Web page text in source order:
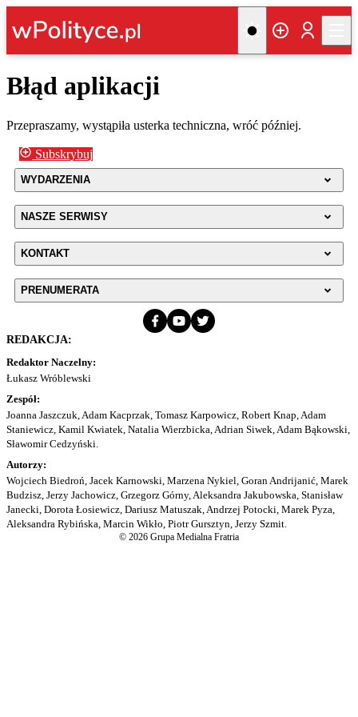
Błąd aplikacji
Przepraszamy, wystąpiła usterka techniczna, wróć później.
Subskrybuj
WYDARZENIA
NASZE SERWISY
KONTAKT
PRENUMERATA
REDAKCJA:
Redaktor Naczelny:
Łukasz Wróblewski
Zespół:
Joanna Jaszczuk, Adam Kacprzak, Tomasz Karpowicz, Robert Knap, Adam
Staniewicz, Kamil Kwiatek, Natalia Wierzbicka, Adrian Siwek, Adam Bąkowski,
Sławomir Cedzyński.
Autorzy:
Wojciech Biedroń, Jacek Karnowski, Marzena Nykiel, Goran Andrijanić, Marek
Budzisz, Jerzy Jachowicz, Grzegorz Górny, Aleksandra Jakubowska, Stanisław
Janecki, Dorota Łosiewicz, Dariusz Matuszak, Andrzej Potocki, Marek Pyza,
Aleksandra Rybińska, Marcin Wikło, Piotr Gursztyn, Jerzy Szmit.
© 2026 Grupa Medialna Fratria